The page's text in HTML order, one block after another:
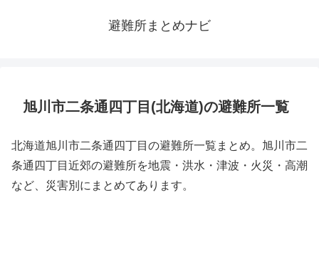
避難所まとめナビ
旭川市二条通四丁目(北海道)の避難所一覧
北海道旭川市二条通四丁目の避難所一覧まとめ。旭川市二
条通四丁目近郊の避難所を地震・洪水・津波・火災・高潮
など、災害別にまとめてあります。